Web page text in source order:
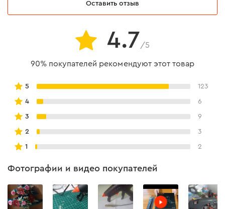
Инструкция пользователя
Оставить отзыв
4.7/5
90% покупателей рекомендуют этот товар
5 123
4 6
3 9
2 3
1 2
Фотографии и видео покупателей